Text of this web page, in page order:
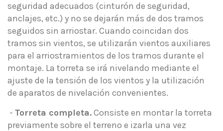
seguridad adecuados (cinturón de seguridad,
anclajes, etc.) y no se dejarán más de dos tramos
seguidos sin arriostar. Cuando coincidan dos
tramos sin vientos, se utilizarán vientos auxiliares
para el arriostramientos de los tramos durante el
montaje. La torreta se irá nivelando mediante el
ajuste de la tensión de los vientos y la utilización
de aparatos de nivelación convenientes.
- Torreta completa.Consiste en montar la torreta
previamente sobre el terreno e izarla una vez